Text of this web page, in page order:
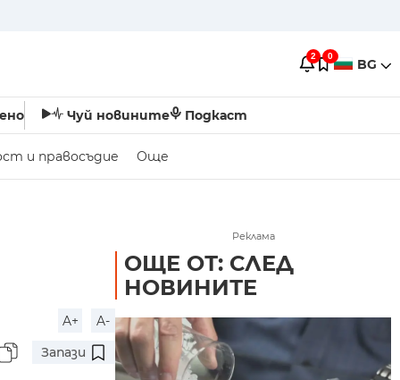
2 0 BG
Чуй новините Подкаст
и правосъдие Още
A+
A-
Запази
Реклама
ОЩЕ ОТ: СЛЕД
НОВИНИТЕ